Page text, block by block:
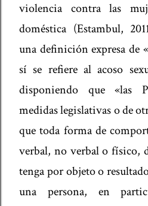
violencia contra las
doméstica (Estambul,
una definición expresa de
sí se refiere al acoso
disponiendo que «las
medidas legislativas o de
que toda forma de
verbal, no verbal o físico,
tenga por objeto o
una persona, en